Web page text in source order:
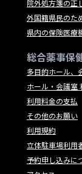
院外処方箋の正
外国籍県民のた
県内の保険医療
総合薬事保
多目的ホール、
ホール・会議室
利用料金の支払
その他のお願い
利用規約
立体駐車場利用
予約申し込みに